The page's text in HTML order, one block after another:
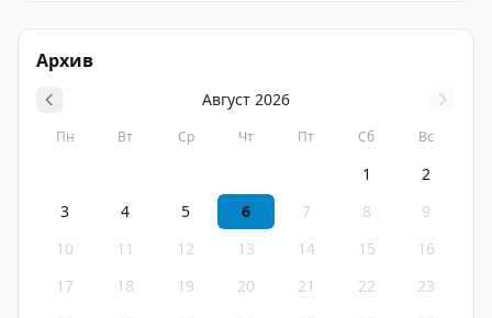
Архив
Август 2026
Пн Вт Ср Чт Пт Сб Вс
1
2
3
4 5 6 7 8
9
10
11 12 13 14 15
16
17
18 19 20 21 22
23